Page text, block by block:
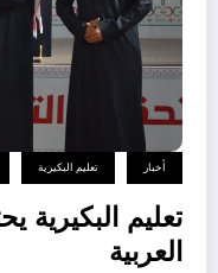
أخبار تعليم البكيرية
تعليم البكيرية
العربية